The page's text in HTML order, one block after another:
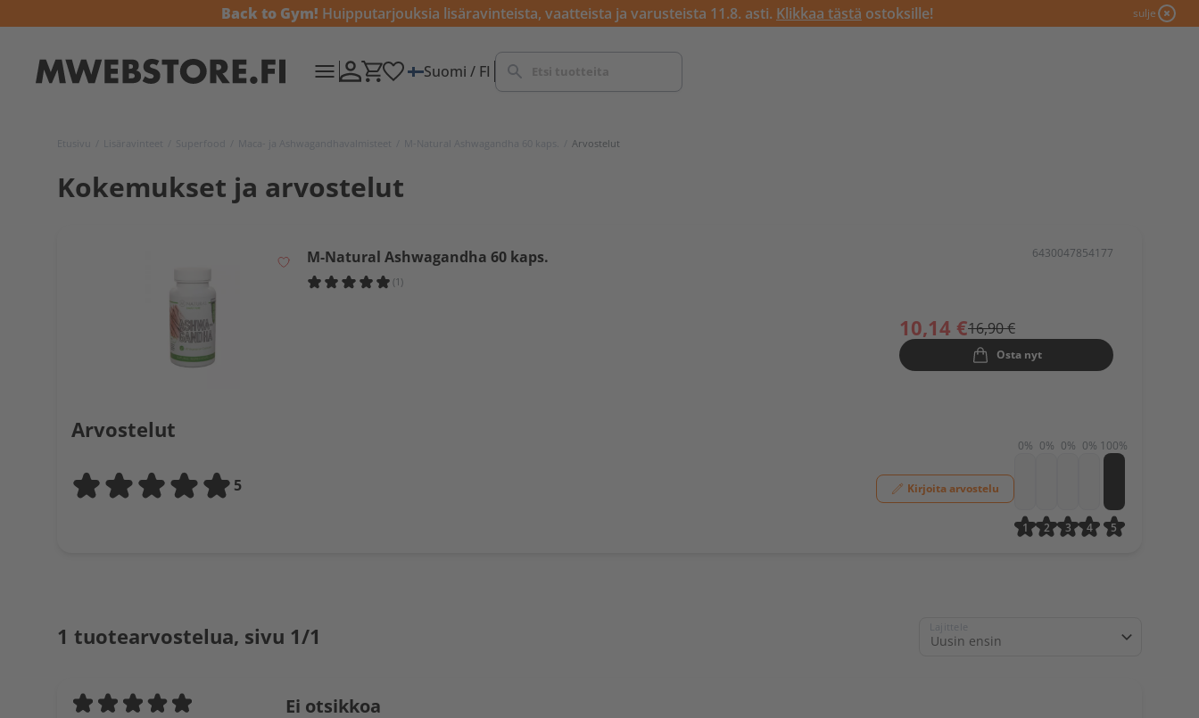
Back to Gym! Huipputarjouksia lisäravinteista, vaatteista ja varusteista 11.8. asti. Klikkaa tästä ostoksille! sulje
Suomi / FI
Etusivu Lisäravinteet Superfood Maca- ja Ashwagandhavalmisteet M-Natural Ashwagandha 60 kaps. Arvostelut
Kokemukset ja arvostelut
M-Natural Ashwagandha 60 kaps. 6430047854177
(1)
10,14 €16,90 €
Osta nyt
Arvostelut
5 Kirjoita arvostelu
0%
1
0%
2
0%
3
0%
4
100%
5
1 tuotearvostelua, sivu 1/1 Lajittele
Ei otsikkoa